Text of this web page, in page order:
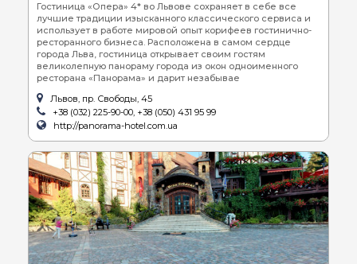
Гостиница «Опера» 4* во Львове сохраняет в себе все
лучшие традиции изысканного классического сервиса и
использует в работе мировой опыт корифеев гостинично-
ресторанного бизнеса. Расположена в самом сердце
города Льва, гостиница открывает своим гостям
великолепную панораму города из окон одноименного
ресторана «Панорама» и дарит незабывае
Львов, пр. Свободы, 45
+38 (032) 225-90-00, +38 (050) 431 95 99
http://panorama-hotel.com.ua